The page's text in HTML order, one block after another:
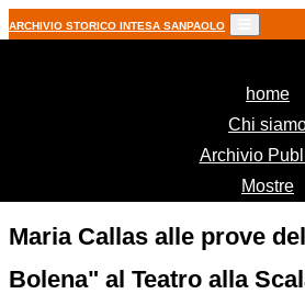
ARCHIVIO STORICO INTESA SANPAOLO
home
Chi
Archivio
Mostre
Maria Callas alle prove
Bolena" al Teatro alla